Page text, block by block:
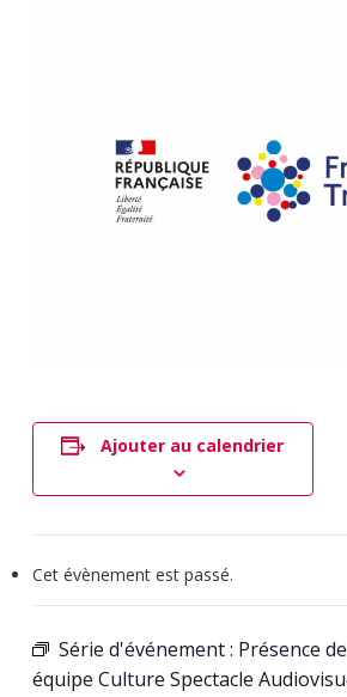
Ajouter au calendrier
Cet évènement est passé.
Série d'événement : Présence
équipe Culture Spectacle